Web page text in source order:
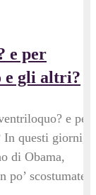
e per
e gli altri?
e per
questi giorni,
di Obama,
scostumate